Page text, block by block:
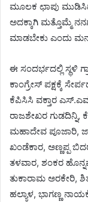
ಮೂಲಕ ಛಾಪು
ಅದಕ್ಕಾಗಿ ಮತ್ತೊಮ್ಮೆ
ಮಾಡಬೇಕು ಎಂದು
ಈ ಸಂದರ್ಭದಲ್ಲಿ ಸ್ಥಳಿ
ಕಾಂಗ್ರೇಸ್ ಪಕ್ಷಕ್ಕೆ
ಕೆಪಿಸಿಸಿ ವಕ್ತಾರ
ರಾಜಶೇಖರ
ಮಹಾದೇವ ಪೂಜಾರಿ,
ಖಂಡೆಕಾರ, ಅಣ್ಣಪ್ಪ
ತಳವಾರ, ಶಂಕರ
ತುಕಾರಾಮ ಅರಕೇರಿ,
ಹಲ್ಯಾಳ, ಭಾಗಣ್ಣ